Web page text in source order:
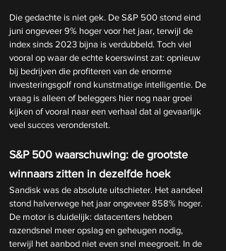
Die gedachte is niet gek. De S&P 500 stond eind
juni ongeveer 9% hoger voor het jaar, terwijl de
index sinds 2023 bijna is verdubbeld. Toch viel
vooral op waar de echte koerswinst zat: opnieuw
bij bedrijven die profiteren van de enorme
investeringsgolf rond kunstmatige intelligentie. De
vraag is alleen of beleggers hier nog naar groei
kijken of vooral naar een verhaal dat al gevaarlijk
veel succes veronderstelt.
S&P 500 waarschuwing: de grootste
winnaars zitten in dezelfde hoek
Sandisk was de absolute uitschieter. Het aandeel
stond halverwege het jaar ongeveer 858% hoger.
De motor is duidelijk: datacenters hebben
razendsnel meer opslag en geheugen nodig,
terwijl het aanbod niet even snel meegroeit. In de